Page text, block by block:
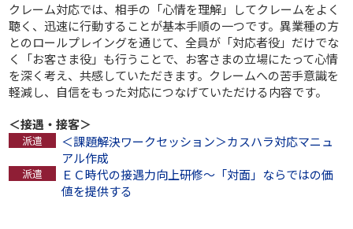
クレーム対応では、相手の「心情を理解」してクレームをよく
聴く、迅速に行動することが基本手順の一つです。異業種の方
とのロールプレイングを通じて、全員が「対応者役」だけでな
く「お客さま役」も行うことで、お客さまの立場にたって心情
を深く考え、共感していただきます。クレームへの苦手意識を
軽減し、自信をもった対応につなげていただける内容です。
＜接遇・接客＞
＜課題解決ワークセッション＞カスハラ対応マニュ
アル作成
ＥＣ時代の接遇力向上研修～「対面」ならではの価
値を提供する